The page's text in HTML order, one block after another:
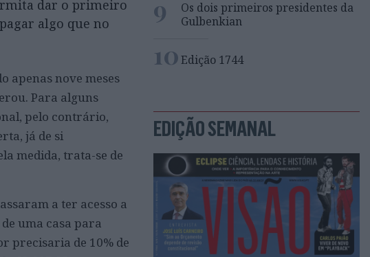
dar o primeiro
algo que no
apenas nove meses
Para alguns
pelo contrário,
já de si
medida, trata-se de
a ter acesso a
uma casa para
precisaria de 10% de
9
Os dois primeiros presidentes da
Gulbenkian
10Edição 1744
EDIÇÃO SEMANAL